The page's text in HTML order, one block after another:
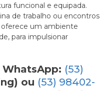
funcional e equipada.
de trabalho ou encontros
oferece um ambiente
para impulsionar
(53)
ou (53) 98402-